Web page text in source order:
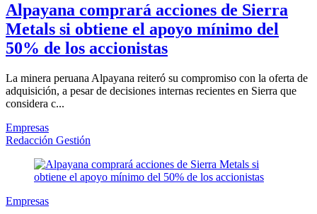
Alpayana comprará acciones de Sierra
Metals si obtiene el apoyo mínimo del
50% de los accionistas
La minera peruana Alpayana reiteró su compromiso con la oferta de
adquisición, a pesar de decisiones internas recientes en Sierra que
considera c...
Empresas
Redacción Gestión
Empresas